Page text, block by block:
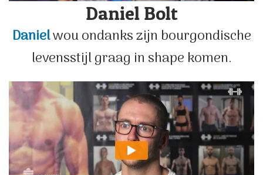
Daniel Bolt
Danielwou ondanks zijn bourgondische
levensstijl graag in shape komen.